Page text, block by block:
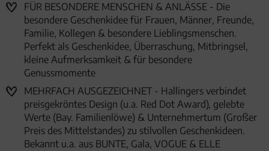
FÜR BESONDERE MENSCHEN & ANLÄSSE - Die
besondere Geschenkidee für Frauen, Männer, Freunde,
Familie, Kollegen & besondere Lieblingsmenschen.
Perfekt als Geschenkidee, Überraschung, Mitbringsel,
kleine Aufmerksamkeit & für besondere
Genussmomente
MEHRFACH AUSGEZEICHNET - Hallingers verbindet
preisgekröntes Design (u.a. Red Dot Award), gelebte
Werte (Bay. Familienlöwe) & Unternehmertum (Großer
Preis des Mittelstandes) zu stilvollen Geschenkideen.
Bekannt u.a. aus BUNTE, Gala, VOGUE & ELLE